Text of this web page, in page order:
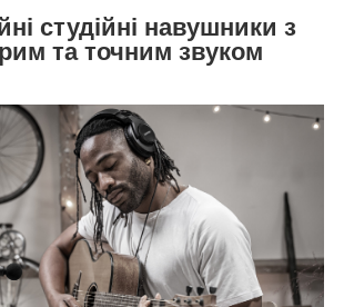
студійні навушники з
та точним звуком